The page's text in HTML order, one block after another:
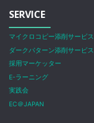
SERVICE
マイクロコピー添削サービス
ダークパターン添削サービス
採用マーケッター
E-ラーニング
実践会
EC＠JAPAN